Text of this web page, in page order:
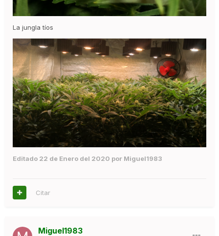
La jungla tíos
Editado 22 de Enero del 2020 por Miguel1983
Citar
Miguel1983